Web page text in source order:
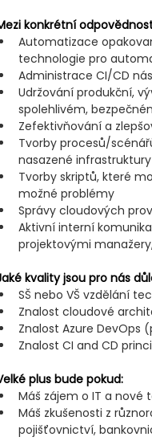
konkrétní
Automatizace
technologie pro
Administrace CI/CD
Udržování produkční,
spolehlivém,
Zefektivňování a
Tvorby procesů/
nasazené infrastruktury
Tvorby skriptů, které
možné problémy
Správy cloudových
Aktivní interní
projektovými
kvality jsou pro nás
SŠ nebo VŠ vzdělání
Znalost cloudové
Znalost Azure DevOps
Znalost CI and CD
plus bude pokud:
Máš zájem o IT a nové
Máš zkušenosti z
pojišťovnictví,